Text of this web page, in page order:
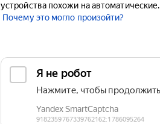
устройства похожи на автоматические.
Почему это могло произойти?